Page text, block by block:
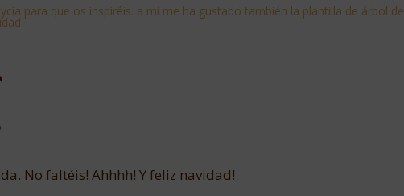
para que os inspiréis. a mí me ha gustado también la plantilla de árbol de
No faltéis! Ahhhh! Y feliz navidad!